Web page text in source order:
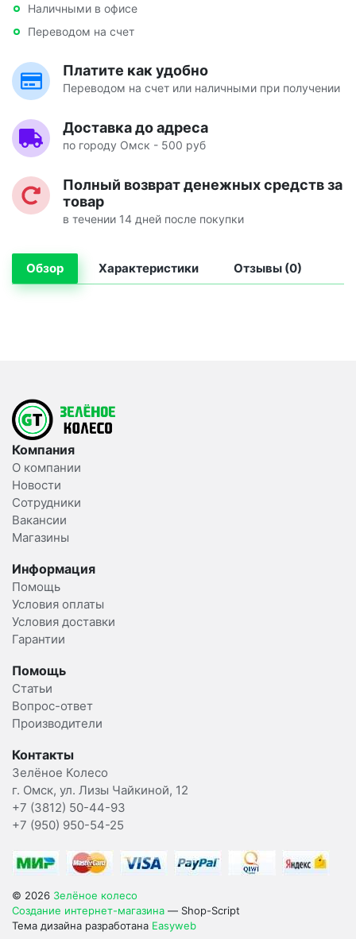
Наличными в офисе
Переводом на счет
Платите как удобно
Переводом на счет или наличными при получении
Доставка до адреса
по городу Омск - 500 руб
Полный возврат денежных средств за
товар
в течении 14 дней после покупки
Обзор Характеристики Отзывы (0)
Компания
О компании
Новости
Сотрудники
Вакансии
Магазины
Информация
Помощь
Условия оплаты
Условия доставки
Гарантии
Помощь
Статьи
Вопрос-ответ
Производители
Контакты
Зелёное Колесо
г. Омск, ул. Лизы Чайкиной, 12
+7 (3812) 50-44-93
+7 (950) 950-54-25
© 2026 Зелёное колесо
Создание интернет-магазина — Shop-Script
Тема дизайна разработана Easyweb